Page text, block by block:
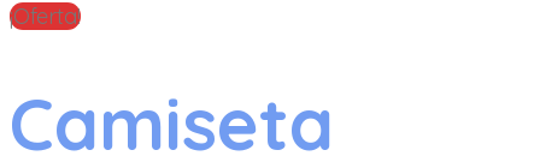
¡Oferta!
Camiseta